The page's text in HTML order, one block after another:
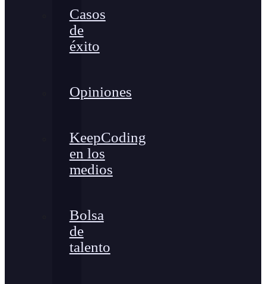
Casos
de
éxito
Opiniones
KeepCoding
en los
medios
Bolsa
de
talento